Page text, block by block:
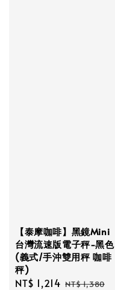
【泰摩咖啡】黑鏡Mini
台灣流速版電子秤-黑色
(義式/手沖雙用秤 咖啡
秤)
Sale
NT$ 1,214 Regular
NT$ 1,380